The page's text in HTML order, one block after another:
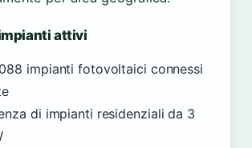
attivi
impianti fotovoltaici connessi
di impianti residenziali da 3